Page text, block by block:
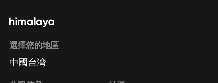
選擇您的地區
中國台湾